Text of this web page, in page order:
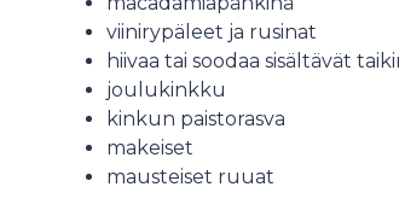
viinirypäleet ja rusinat
hiivaa tai soodaa sisältävät
joulukinkku
kinkun paistorasva
makeiset
mausteiset ruuat